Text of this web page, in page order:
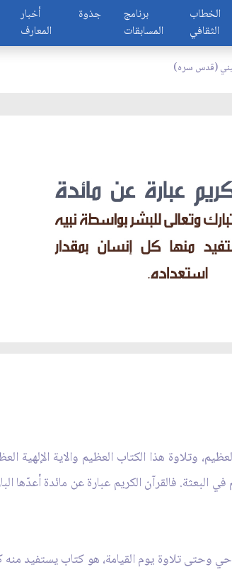
أخبار
المعارف
جذوة
برنامج
المسابقات
الخطاب
الثقافي
(قدس سره)
وتلاوة هذا الكتاب العظيم والاية الإلهية
فالقرآن الكريم عبارة عن مائدة أعدّها
وحتى تلاوة يوم القيامة، هو كتاب يستفيد منه